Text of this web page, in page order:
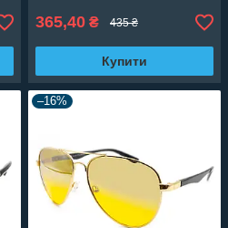
365,40 ₴ 435 ₴
Купити
–16%